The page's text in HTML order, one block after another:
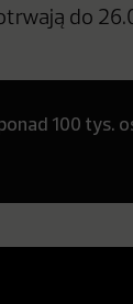
do
100 tys.